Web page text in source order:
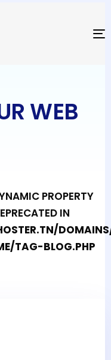
WEB
PROPERTY
IN
TAG-BLOG.PHP